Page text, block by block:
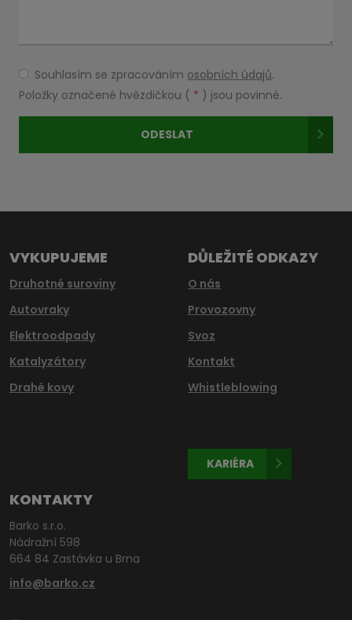
Souhlasím
se
zpracováním
osobních
Souhlasím se zpracováním osobních údajů.
Položky označené hvězdičkou ( * ) jsou povinné.
ODESLAT
nepodařilo
VYKUPUJEME
Druhotné suroviny
Autovraky
Elektroodpady
Katalyzátory
Drahé kovy
DŮLEŽITÉ ODKAZY
O nás
Provozovny
Svoz
Kontakt
Whistleblowing
KARIÉRA
KONTAKTY
Barko s.r.o.
Nádražní 598
664 84 Zastávka u Brna
info@barko.cz